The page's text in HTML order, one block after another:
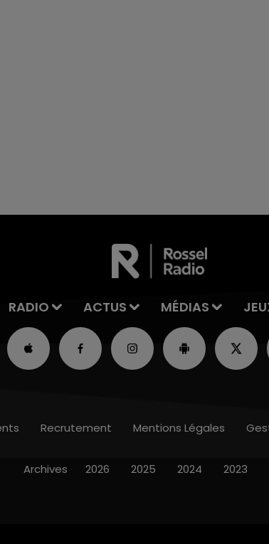
RADIO ACTUS MÉDIAS
Recrutement Mentions Légales
Archives 2026 2025 2024 2023